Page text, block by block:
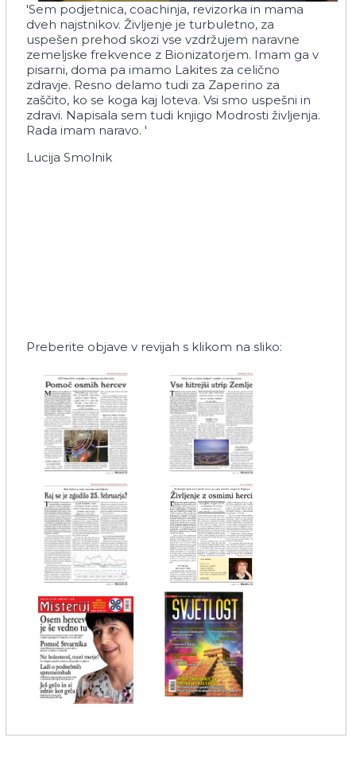
'Sem podjetnica, coachinja, revizorka in mama
dveh najstnikov. Življenje je turbuletno, za
uspešen prehod skozi vse vzdržujem naravne
zemeljske frekvence z Bionizatorjem. Imam ga v
pisarni, doma pa imamo Lakites za celično
zdravje. Resno delamo tudi za Zaperino za
zaščito, ko se koga kaj loteva. Vsi smo uspešni in
zdravi. Napisala sem tudi knjigo Modrosti življenja.
Rada imam naravo. '
Lucija Smolnik
Preberite objave v revijah s klikom na sliko: